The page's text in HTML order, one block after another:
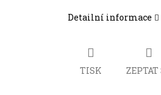
Detailní informace
TISK ZEPTAT